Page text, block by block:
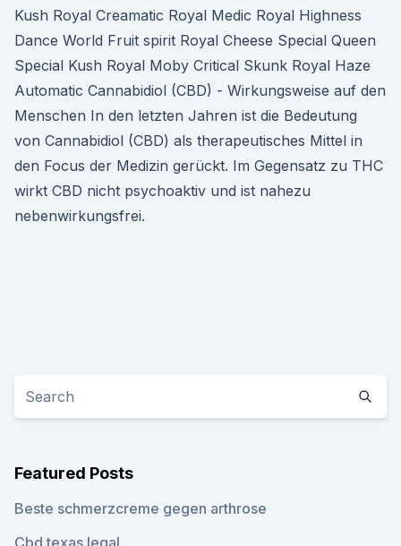
Kush Royal Creamatic Royal Medic Royal Highness
Dance World Fruit spirit Royal Cheese Special Queen
Special Kush Royal Moby Critical Skunk Royal Haze
Automatic Cannabidiol (CBD) - Wirkungsweise auf den
Menschen In den letzten Jahren ist die Bedeutung
von Cannabidiol (CBD) als therapeutisches Mittel in
den Focus der Medizin gerückt. Im Gegensatz zu THC
wirkt CBD nicht psychoaktiv und ist nahezu
nebenwirkungsfrei.
Featured Posts
Beste schmerzcreme gegen arthrose
Cbd texas legal